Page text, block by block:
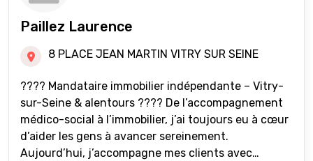
Paillez Laurence
8 PLACE JEAN MARTIN VITRY SUR SEINE
???? Mandataire immobilier indépendante – Vitry-
sur-Seine & alentours ???? De l’accompagnement
médico-social à l’immobilier, j’ai toujours eu à cœur
d’aider les gens à avancer sereinement.
Aujourd’hui, j’accompagne mes clients avec